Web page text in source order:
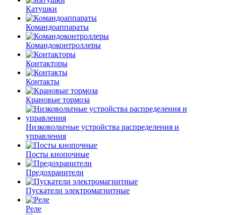
Катушки
Командоаппараты
Командоконтроллеры
Контакторы
Контакты
Крановые тормоза
Низковольтные устройства распределения и
управления
Посты кнопочные
Предохранители
Пускатели электромагнитные
Реле